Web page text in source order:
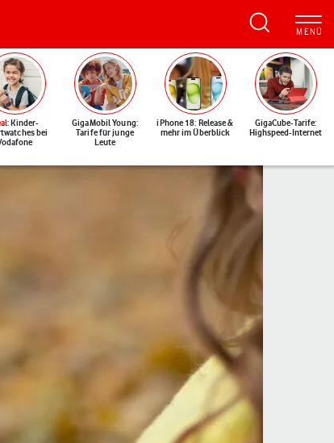
: Kinder-
bei
GigaMobil Young:
Tarife für junge
Leute
iPhone 18: Release &
mehr im Überblick
GigaCube-Tarife:
Highspeed-Internet